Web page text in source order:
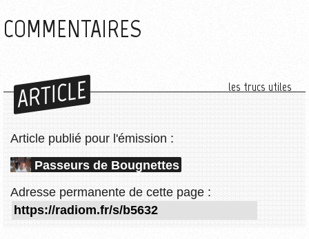
COMMENTAIRES
ARTICLE les trucs utiles
Article publié pour l'émission :
Passeurs de Bougnettes
Adresse permanente de cette page :